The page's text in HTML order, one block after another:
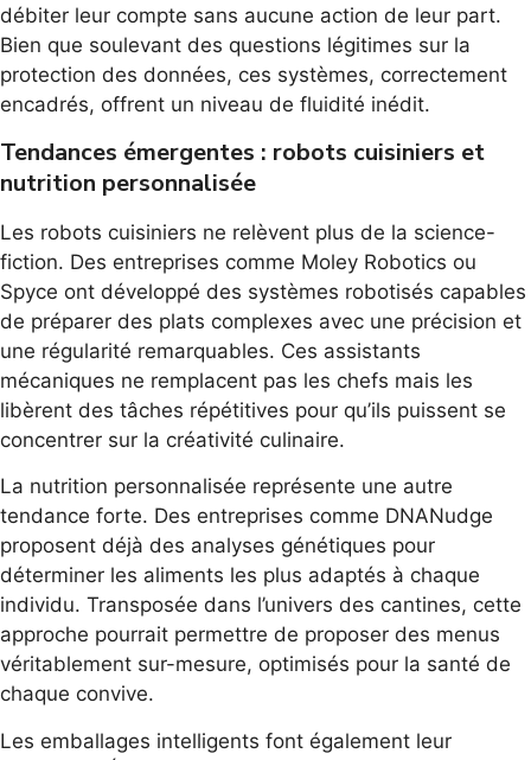
débiter leur compte sans aucune action de leur part.
Bien que soulevant des questions légitimes sur la
protection des données, ces systèmes, correctement
encadrés, offrent un niveau de fluidité inédit.
Tendances émergentes : robots cuisiniers et
nutrition personnalisée
Les robots cuisiniers ne relèvent plus de la science-
fiction. Des entreprises comme Moley Robotics ou
Spyce ont développé des systèmes robotisés capables
de préparer des plats complexes avec une précision et
une régularité remarquables. Ces assistants
mécaniques ne remplacent pas les chefs mais les
libèrent des tâches répétitives pour qu’ils puissent se
concentrer sur la créativité culinaire.
La nutrition personnalisée représente une autre
tendance forte. Des entreprises comme DNANudge
proposent déjà des analyses génétiques pour
déterminer les aliments les plus adaptés à chaque
individu. Transposée dans l’univers des cantines, cette
approche pourrait permettre de proposer des menus
véritablement sur-mesure, optimisés pour la santé de
chaque convive.
Les emballages intelligents font également leur